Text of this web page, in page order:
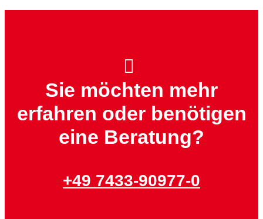
Sie möchten mehr
erfahren oder benötigen
eine Beratung?
+49 7433-90977-0